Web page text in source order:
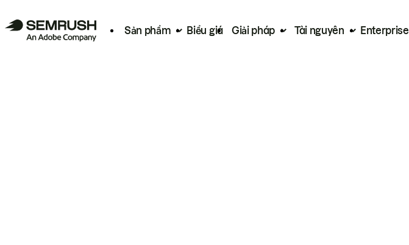
Sản phẩm Biểu giá Giải pháp Tài nguyên Enterprise